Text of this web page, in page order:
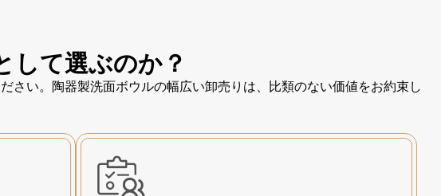
して選ぶのか？
さい。陶器製洗面ボウルの幅広い卸売りは、比類のない価値をお約束し